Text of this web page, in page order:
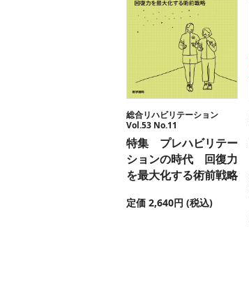
総合リハビリテーション
Vol.53 No.11
特集 プレハビリテー
ションの時代 回復力
を最大化する術前戦略
定価 2,640円 (税込)